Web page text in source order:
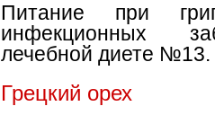
Питание при
инфекционных
лечебной диете №13.
Грецкий орех